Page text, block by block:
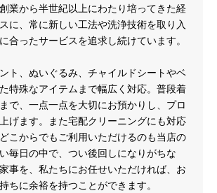
業から半世紀以上にわたり培ってきた経
に、常に新しい工法や洗浄技術を取り入
合ったサービスを追求し続けています。
ト、ぬいぐるみ、チャイルドシートやベ
特殊なアイテムまで幅広く対応。普段着
で、一点一点を大切にお預かりし、プロ
げます。また宅配クリーニングにも対応
こからでもご利用いただけるのも当店の
毎日の中で、つい後回しになりがちな
事を、私たちにお任せいただければ、お
ちに余裕を持つことができます。